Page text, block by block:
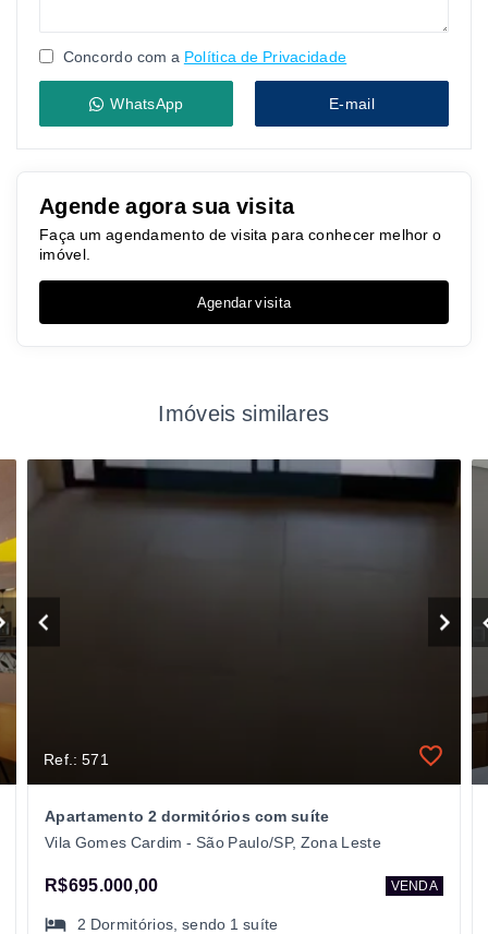
Concordo com a Política de Privacidade
WhatsApp E-mail
Agende agora sua visita
Faça um agendamento de visita para conhecer melhor o
imóvel.
Agendar visita
Imóveis similares
Ref.: 571
Apartamento 2 dormitórios com suíte
Vila Gomes Cardim - São Paulo/SP, Zona Leste
R$695.000,00 VENDA
2 Dormitórios , sendo 1 suíte